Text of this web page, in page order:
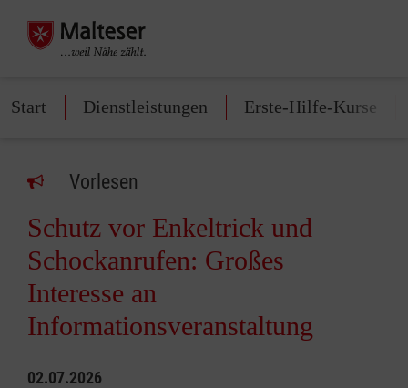
Start Dienstleistungen Erste-Hilfe-Kurse
Vorlesen
Schutz vor Enkeltrick und
Schockanrufen: Großes
Interesse an
Informationsveranstaltung
02.07.2026